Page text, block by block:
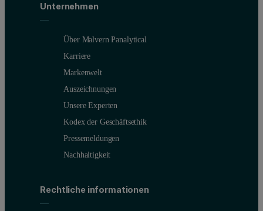
Unternehmen
Über Malvern Panalytical
Karriere
Markenwelt
Auszeichnungen
Unsere Experten
Kodex der Geschäftsethik
Pressemeldungen
Nachhaltigkeit
Rechtliche informationen